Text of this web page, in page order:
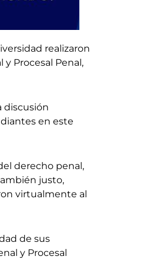
realizaron
Procesal Penal,
discusión
en este
derecho penal,
justo,
virtualmente al
de sus
y Procesal